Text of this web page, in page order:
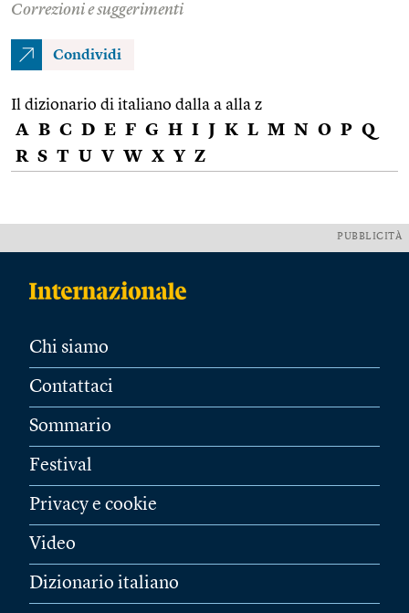
Correzioni e suggerimenti
Condividi
Il dizionario di italiano dalla a alla z
A B C D E F G H I J K L M N O P Q
R S T U V W X Y Z
PUBBLICITÀ
Chi siamo
Contattaci
Sommario
Festival
Privacy e cookie
Video
Dizionario italiano